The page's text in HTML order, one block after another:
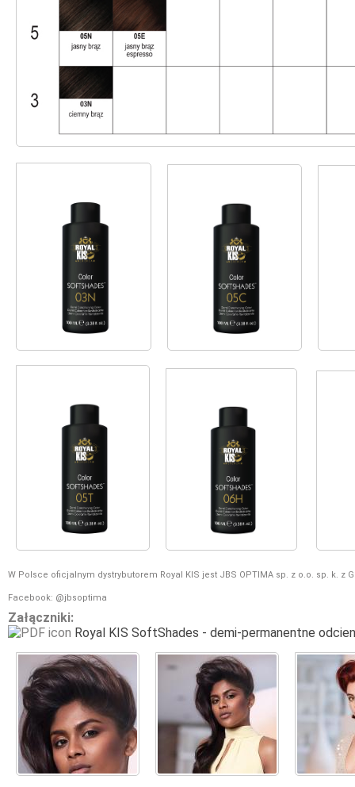
W Polsce oficjalnym dystrybutorem Royal KIS jest JBS OPTIMA sp. z o.o. sp. k. z
Facebook: @jbsoptima
Załączniki:
Royal KIS SoftShades - demi-permanentne